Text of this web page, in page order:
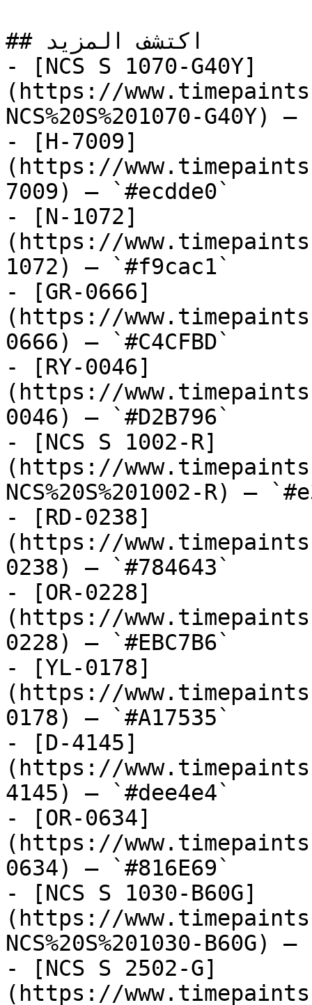
## اكتشف المزيد
- [NCS S 1070-G40Y]
(https://
NCS%20S%201070-G40Y)
- [H-7009]
(https://
7009) — `#ecdde0`
- [N-1072]
(https://
1072) — `#f9cac1`
- [GR-0666]
(https://
0666) — `#C4CFBD`
- [RY-0046]
(https://
0046) — `#D2B796`
- [NCS S 1002-R]
(https://
NCS%20S%201002-R) —
- [RD-0238]
(https://
0238) — `#784643`
- [OR-0228]
(https://
0228) — `#EBC7B6`
- [YL-0178]
(https://
0178) — `#A17535`
- [D-4145]
(https://
4145) — `#dee4e4`
- [OR-0634]
(https://
0634) — `#816E69`
- [NCS S 1030-B60G]
(https://
NCS%20S%201030-B60G)
- [NCS S 2502-G]
(https://